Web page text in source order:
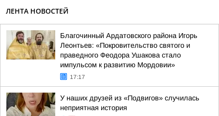
ЛЕНТА НОВОСТЕЙ
Благочинный Ардатовского района Игорь
Леонтьев: «Покровительство святого и
праведного Феодора Ушакова стало
импульсом к развитию Мордовии»
17:17
У наших друзей из «Подвигов» случилась
неприятная история